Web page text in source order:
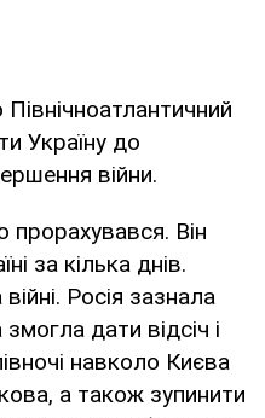
Україну до
війни.
прорахувався. Він
за кілька днів.
Росія зазнала
дати відсіч і
навколо Києва
а також зупинити